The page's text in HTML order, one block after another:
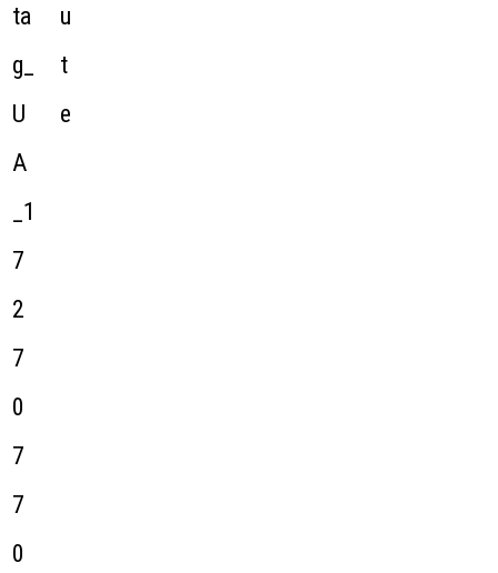
ta
g_
U
A
_1
7
2
7
0
7
7
0
u
t
e